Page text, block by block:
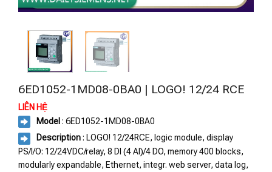
6ED1052-1MD08-0BA0 | LOGO! 12/24 RCE
LIÊN HỆ
Model : 6ED1052-1MD08-0BA0
Description: LOGO! 12/24RCE, logic module, display
PS/I/O: 12/24VDC/relay, 8 DI (4 AI)/4 DO, memory 400 blocks,
modularly expandable, Ethernet, integr. web server, data log,